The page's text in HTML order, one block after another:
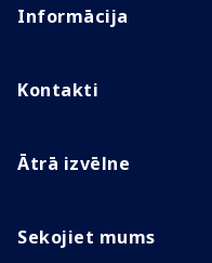
Informācija
Kontakti
Ātrā izvēlne
Sekojiet mums